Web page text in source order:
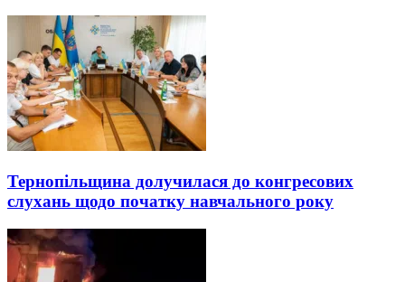
Тернопільщина долучилася до конгресових
слухань щодо початку навчального року